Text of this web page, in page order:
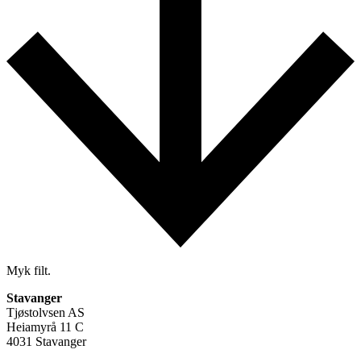
Myk filt.
Stavanger
Tjøstolvsen AS
Heiamyrå 11 C
4031 Stavanger